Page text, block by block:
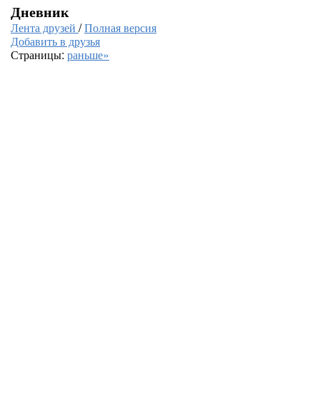
Дневник
Лента друзей /Полная версия
Добавить в друзья
Страницы: раньше»